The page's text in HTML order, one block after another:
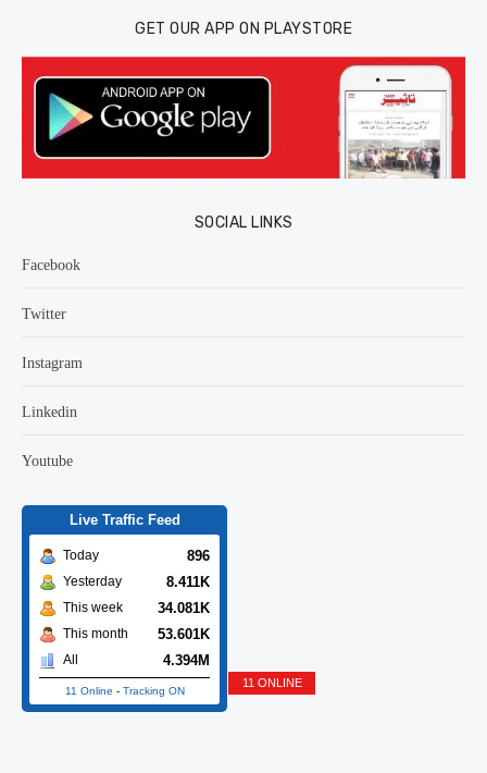
GET OUR APP ON PLAYSTORE
SOCIAL LINKS
Facebook
Twitter
Instagram
Linkedin
Youtube
Live Traffic Feed
Today 896
Yesterday 8.411K
This week 34.081K
This month 53.601K
All 4.394M
11 Online - Tracking ON
11 ONLINE